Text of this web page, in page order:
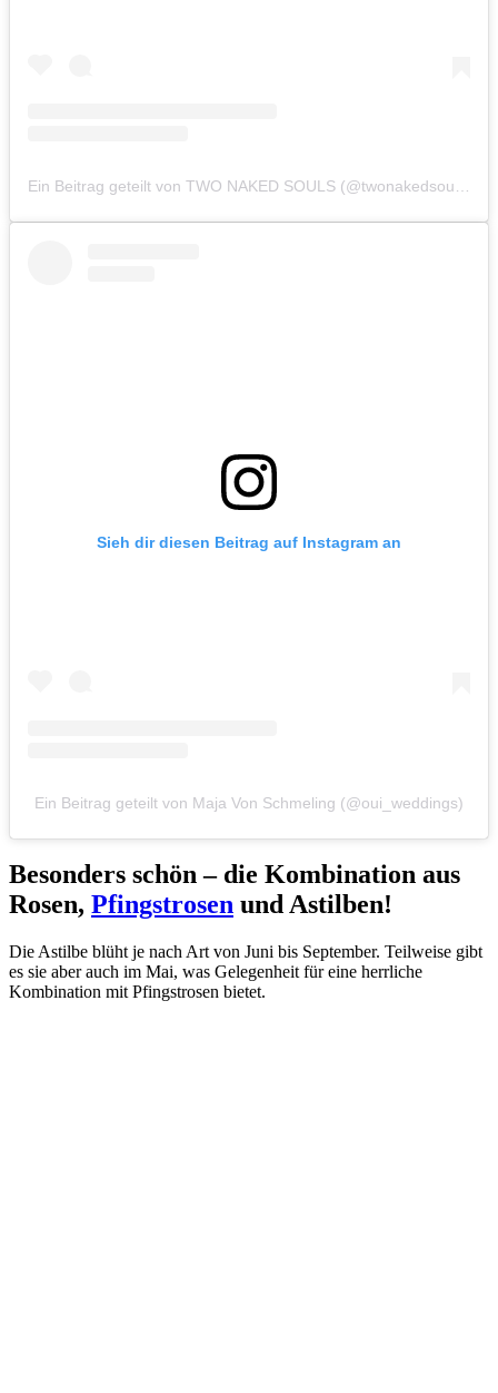
Ein Beitrag geteilt von TWO NAKED SOULS (@twonakedsouls)
Sieh dir diesen Beitrag auf Instagram an
Ein Beitrag geteilt von Maja Von Schmeling (@oui_weddings)
Besonders schön – die Kombination aus
Rosen, Pfingstrosen und Astilben!
Die Astilbe blüht je nach Art von Juni bis September. Teilweise gibt
es sie aber auch im Mai, was Gelegenheit für eine herrliche
Kombination mit Pfingstrosen bietet.